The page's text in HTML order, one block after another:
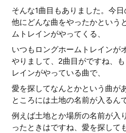
そんな1曲目もありました。今日
他にどんな曲をやったかという
ムトレインがやってくる、
いつもロングホームトレインが
やりまして、2曲目がですね、
レインがやっている曲で、
愛を探してなんとかという曲が
ところには土地の名前が入るん
例えば土地とか場所の名前が入
ったときはですね、愛を探して